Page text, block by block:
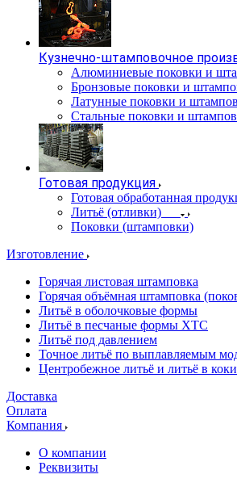
Кузнечно-штамповочное
Алюминиевые поковки и
Бронзовые поковки и
Латунные поковки и
Стальные поковки и
Готовая продукция
Готовая обработанная
Литьё (отливки)
Поковки (штамповки)
Изготовление
Горячая листовая штамповка
Горячая объёмная штамповка
Литьё в оболочковые формы
Литьё в песчаные формы ХТС
Литьё под давлением
Точное литьё по выплавляемым
Центробежное литьё и литьё в
Доставка
Оплата
Компания
О компании
Реквизиты